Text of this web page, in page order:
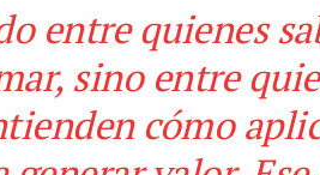
entre quienes
sino entre
cómo